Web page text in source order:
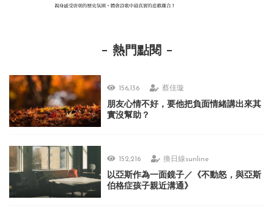
熱門點閱
156,136 蔡佳璇
朋友心情不好，要他把負面情緒講出來其
實沒幫助？
152,216 換日線sunline
以亞斯作為一面鏡子／《不動怒，與亞斯
伯格症孩子親近溝通》